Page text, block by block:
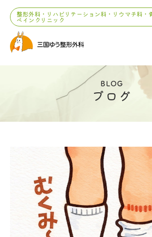
整形外科・リハビリテーション科・リウマチ科・
ペインクリニック
BLOG
ブログ